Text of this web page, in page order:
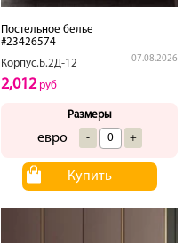
Постельное белье
#23426574
Корпус.Б.2Д-12
07.08.2026
2,012руб
Размеры
евро - +
Купить